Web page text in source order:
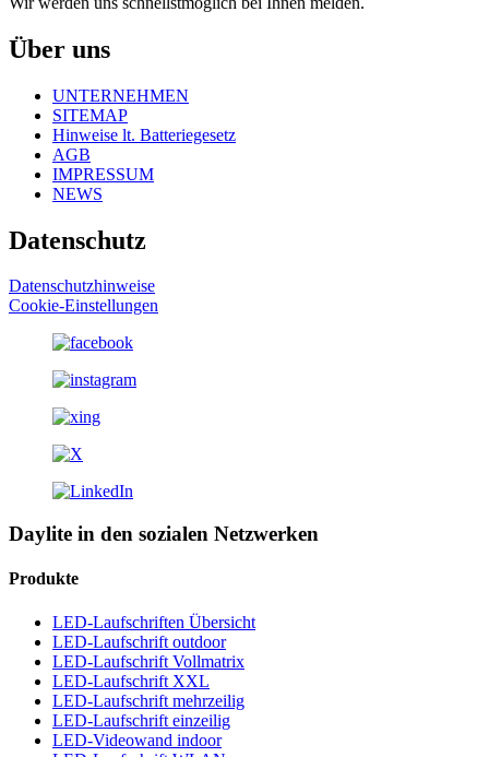
Über uns
UNTERNEHMEN
SITEMAP
Hinweise lt. Batteriegesetz
AGB
IMPRESSUM
NEWS
Datenschutz
Datenschutzhinweise
Cookie-Einstellungen
Daylite in den sozialen Netzwerken
Produkte
LED-Laufschriften Übersicht
LED-Laufschrift outdoor
LED-Laufschrift Vollmatrix
LED-Laufschrift XXL
LED-Laufschrift mehrzeilig
LED-Laufschrift einzeilig
LED-Videowand indoor